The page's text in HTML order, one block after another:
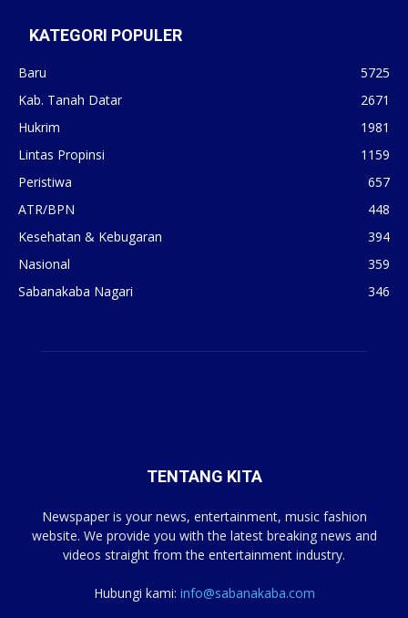
KATEGORI POPULER
Baru
5725
Kab. Tanah Datar
2671
Hukrim
1981
Lintas Propinsi
1159
Peristiwa
657
ATR/BPN
448
Kesehatan & Kebugaran
394
Nasional
359
Sabanakaba Nagari
346
TENTANG KITA
Newspaper is your news, entertainment, music fashion
website. We provide you with the latest breaking news and
videos straight from the entertainment industry.
Hubungi kami: info@sabanakaba.com